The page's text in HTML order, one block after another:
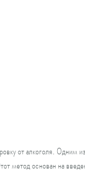
метод основан на